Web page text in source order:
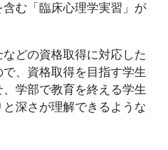
む「臨床心理学実習」が
どの資格取得に対応した
、資格取得を目指す学生
学部で教育を終える学生
深さが理解できるような